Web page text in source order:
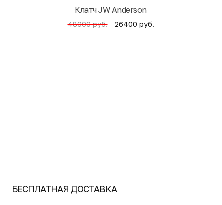
Клатч JW Anderson
48000 руб. 26400 руб.
БЕСПЛАТНАЯ ДОСТАВКА